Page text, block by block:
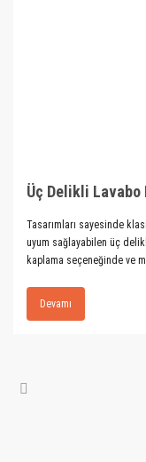
Tasarımları sayesinde
uyum sağlayabilen üç
kaplama seçeneğinde ve
Devamı